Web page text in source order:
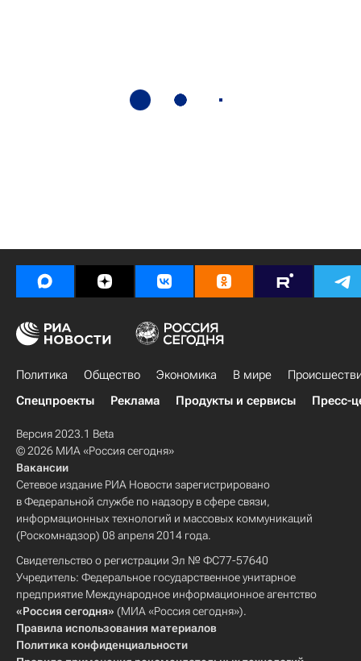
Политика Общество Экономика В мире
Спецпроекты
Реклама Продукты и сервисы Пресс-
Версия 2023.1 Beta
© 2026 МИА «Россия сегодня»
Вакансии
Сетевое издание РИА Новости зарегистрировано
в Федеральной службе по надзору в сфере связи,
информационных технологий и массовых коммуникаций
(Роскомнадзор) 08 апреля 2014 года.
Свидетельство о регистрации Эл № ФС77-57640
Учредитель: Федеральное государственное унитарное
предприятие Международное информационное агентство
«Россия сегодня» (МИА «Россия сегодня»).
Правила использования материалов
Политика конфиденциальности